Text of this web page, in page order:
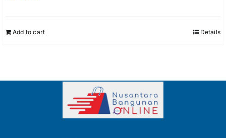
Add to cart Details